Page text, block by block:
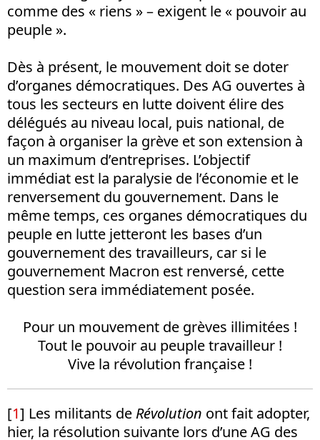
comme des « riens » – exigent le « pouvoir au
peuple ».
Dès à présent, le mouvement doit se doter
d’organes démocratiques. Des AG ouvertes à
tous les secteurs en lutte doivent élire des
délégués au niveau local, puis national, de
façon à organiser la grève et son extension à
un maximum d’entreprises. L’objectif
immédiat est la paralysie de l’économie et le
renversement du gouvernement. Dans le
même temps, ces organes démocratiques du
peuple en lutte jetteront les bases d’un
gouvernement des travailleurs, car si le
gouvernement Macron est renversé, cette
question sera immédiatement posée.
Pour un mouvement de grèves illimitées !
Tout le pouvoir au peuple travailleur !
Vive la révolution française !
[1] Les militants de Révolution ont fait adopter,
hier, la résolution suivante lors d’une AG des